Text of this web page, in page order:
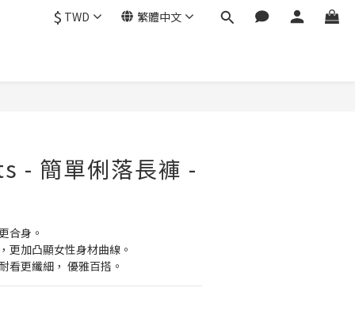
$ TWD 繁體中文
- 簡單俐落長褲 -
合身。
更加凸顯女性身材曲線。
看更纖細， 優雅百搭。